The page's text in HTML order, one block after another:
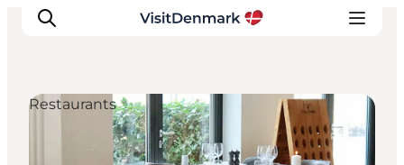
Inspirations
Restaurants